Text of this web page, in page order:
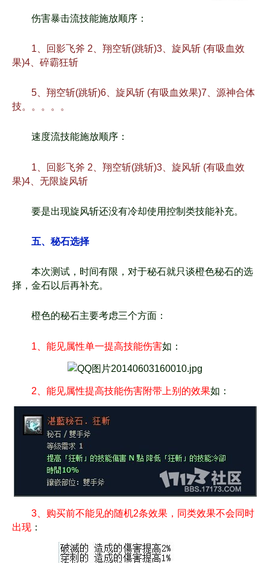
伤害暴击流技能施放顺序：
1、回影飞斧 2、翔空斩(跳斩)3、旋风斩 (有吸血效
果)4、碎霸狂斩
5、翔空斩(跳斩)6、旋风斩 (有吸血效果)7、源神合体
技。。。。。
速度流技能施放顺序：
1、回影飞斧 2、翔空斩(跳斩)3、旋风斩 (有吸血效
果)4、无限旋风斩
要是出现旋风斩还没有冷却使用控制类技能补充。
五、秘石选择
本次测试，时间有限，对于秘石就只谈橙色秘石的选
择，金石以后再补充。
橙色的秘石主要考虑三个方面：
1、能见属性单一提高技能伤害如：
2、能见属性提高技能伤害附带上别的效果如：
3、购买前不能见的随机2条效果，同类效果不会同时
出现 ：